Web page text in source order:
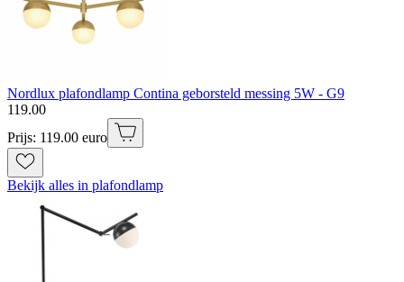
Nordlux plafondlamp Contina geborsteld messing 5W - G9
119.00
Prijs: 119.00 euro
Bekijk alles in plafondlamp